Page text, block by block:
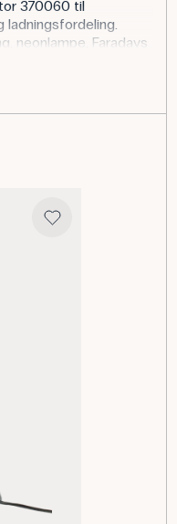
370060 til
neonlampe, Faradays
med
Giver mange
klassen.